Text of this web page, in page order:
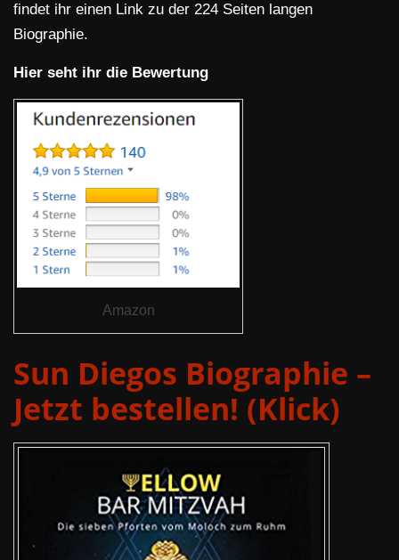
findet ihr einen Link zu der 224 Seiten langen
Biographie.
Hier seht ihr die Bewertung
Amazon
Sun Diegos Biographie –
Jetzt bestellen! (Klick)